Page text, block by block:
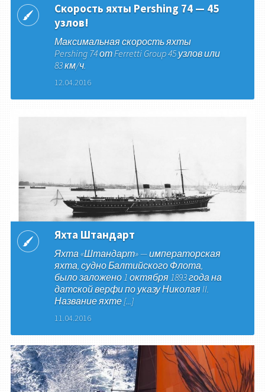
Скорость яхты Pershing 74 — 45
узлов!
Максимальная скорость яхты
Pershing 74 от Ferretti Group 45 узлов или
83 км/ч.
12.04.2016
Яхта Штандарт
Яхта «Штандарт» — императорская
яхта, судно Балтийского Флота,
было заложено 1 октября 1893 года на
датской верфи по указу Николая II.
Название яхте [...]
11.04.2016